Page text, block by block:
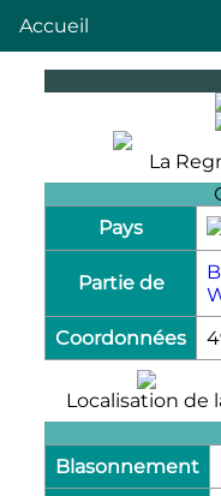
Accueil
La
Pays
Partie de
Coordonnées
Localisation de
Blasonnement